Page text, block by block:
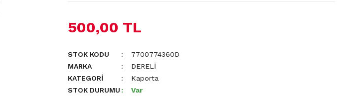
500,00 TL
STOK KODU
7700774360D
MARKA
DERELİ
KATEGORI
Kaporta
STOK DURUMU
Var